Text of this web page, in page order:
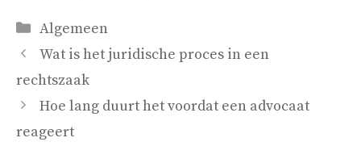
Categorieën
Algemeen
Wat is het juridische proces in een
rechtszaak
Hoe lang duurt het voordat een advocaat
reageert